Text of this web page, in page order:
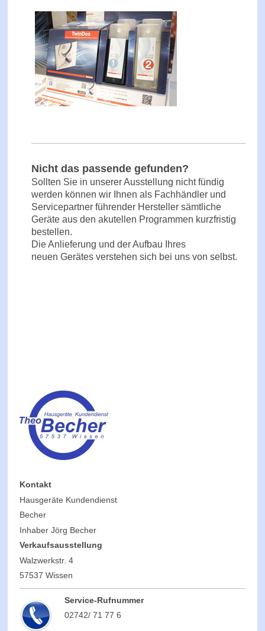
Nicht das passende gefunden?
Sollten Sie in unserer Ausstellung nicht fündig
werden können wir Ihnen als Fachhändler und
Servicepartner führender Hersteller sämtliche
Geräte aus den akutellen Programmen kurzfristig
bestellen.
Die Anlieferung und der Aufbau Ihres
neuen Gerätes verstehen sich bei uns von selbst.
Kontakt
Hausgeräte Kundendienst
Becher
Inhaber Jörg Becher
Verkaufsausstellung
Walzwerkstr. 4
57537 Wissen
Service-Rufnummer
02742/ 71 77 6